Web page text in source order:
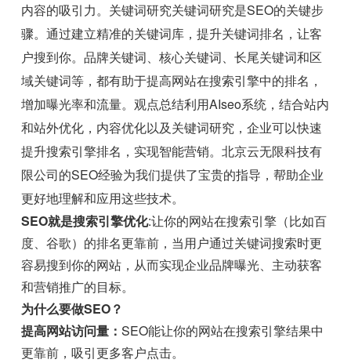
内容的吸引力。关键词研究关键词研究是SEO的关键步
骤。通过建立精准的关键词库，提升关键词排名，让客
户搜到你。品牌关键词、核心关键词、长尾关键词和区
域关键词等，都有助于提高网站在搜索引擎中的排名，
增加曝光率和流量。观点总结利用AIseo系统，结合站内
和站外优化，内容优化以及关键词研究，企业可以快速
提升搜索引擎排名，实现智能营销。北京云无限科技有
限公司的SEO经验为我们提供了宝贵的指导，帮助企业
更好地理解和应用这些技术。
SEO就是搜索引擎优化:让你的网站在搜索引擎（比如百
度、谷歌）的排名更靠前，当用户通过关键词搜索时更
容易搜到你的网站，从而实现企业品牌曝光、主动获客
和营销推广的目标。
为什么要做SEO？
提高网站访问量：SEO能让你的网站在搜索引擎结果中
更靠前，吸引更多客户点击。